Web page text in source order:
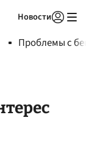
Новости
Проблемы с